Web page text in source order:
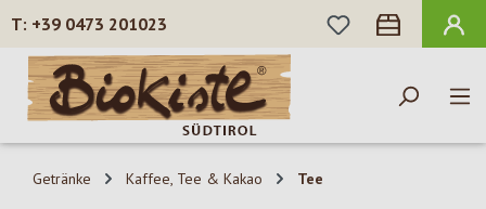
Zum Hauptinhalt springen
+39 0473 201023
DU HAST 0
Getränke Kaffee, Tee & Kakao Tee